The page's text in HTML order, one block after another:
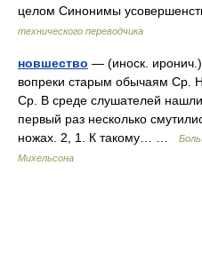
целом Синонимы
технического переводчика
новшество — (иноск.
вопреки старым обычаям Ср.
Ср. В среде слушателей
первый раз несколько
ножах. 2, 1. К такому… …
Михельсона